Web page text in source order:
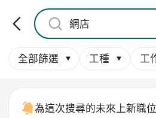
全部篩選 工種 工
為這次搜尋的未來上新職